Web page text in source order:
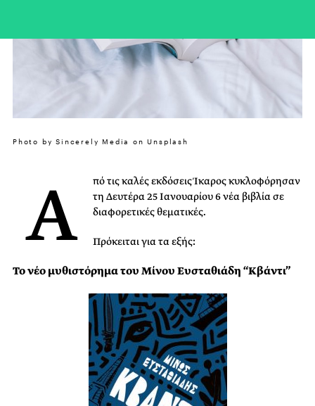
Photo by Sincerely Media on Unsplash
Α
πό τις καλές εκδόσεις Ίκαρος κυκλοφόρησαν
τη Δευτέρα 25 Ιανουαρίου 6 νέα βιβλία σε
διαφορετικές θεματικές.
Πρόκειται για τα εξής:
Το νέο μυθιστόρημα του Μίνου Ευσταθιάδη “Κβάντι”